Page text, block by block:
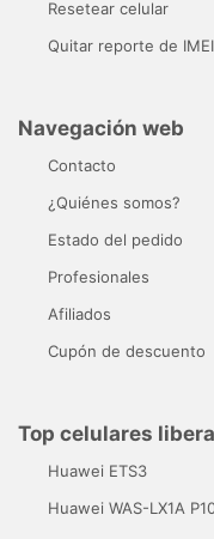
Resetear celular
Quitar reporte de IMEI
Navegación web
Contacto
¿Quiénes somos?
Estado del pedido
Profesionales
Afiliados
Cupón de descuento
Top celulares
Huawei ETS3
Huawei WAS-LX1A